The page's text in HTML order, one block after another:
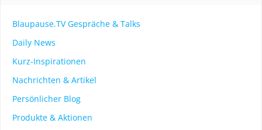
Blaupause.TV Gespräche & Talks
Daily News
Kurz-Inspirationen
Nachrichten & Artikel
Persönlicher Blog
Produkte & Aktionen